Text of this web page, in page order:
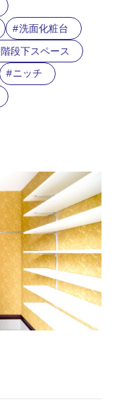
洗面化粧台
階段下スペース
ニッチ